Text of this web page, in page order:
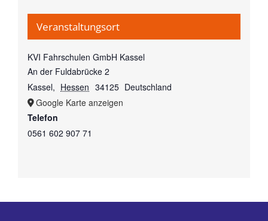
Veranstaltungsort
KVI Fahrschulen GmbH Kassel
An der Fuldabrücke 2
Kassel, Hessen 34125 Deutschland
Google Karte anzeigen
Telefon
0561 602 907 71